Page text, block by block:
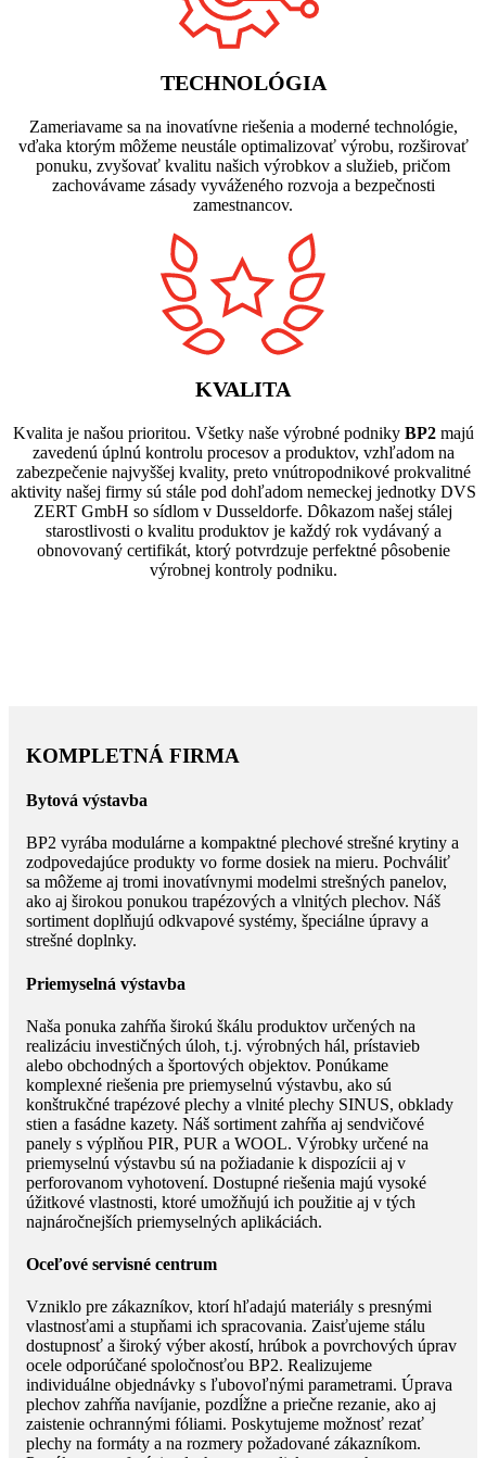
TECHNOLÓGIA
Zameriavame sa na inovatívne riešenia a moderné technológie,
vďaka ktorým môžeme neustále optimalizovať výrobu, rozširovať
ponuku, zvyšovať kvalitu našich výrobkov a služieb, pričom
zachovávame zásady vyváženého rozvoja a bezpečnosti
zamestnancov.
KVALITA
Kvalita je našou prioritou. Všetky naše výrobné podniky BP2majú
zavedenú úplnú kontrolu procesov a produktov, vzhľadom na
zabezpečenie najvyššej kvality, preto vnútropodnikové prokvalitné
aktivity našej firmy sú stále pod dohľadom nemeckej jednotky DVS
ZERT GmbH so sídlom v Dusseldorfe. Dôkazom našej stálej
starostlivosti o kvalitu produktov je každý rok vydávaný a
obnovovaný certifikát, ktorý potvrdzuje perfektné pôsobenie
výrobnej kontroly podniku.
KOMPLETNÁ FIRMA
Bytová výstavba
BP2 vyrába modulárne a kompaktné plechové strešné krytiny a
zodpovedajúce produkty vo forme dosiek na mieru. Pochváliť
sa môžeme aj tromi inovatívnymi modelmi strešných panelov,
ako aj širokou ponukou trapézových a vlnitých plechov. Náš
sortiment doplňujú odkvapové systémy, špeciálne úpravy a
strešné doplnky.
Priemyselná výstavba
Naša ponuka zahŕňa širokú škálu produktov určených na
realizáciu investičných úloh, t.j. výrobných hál, prístavieb
alebo obchodných a športových objektov. Ponúkame
komplexné riešenia pre priemyselnú výstavbu, ako sú
konštrukčné trapézové plechy a vlnité plechy SINUS, obklady
stien a fasádne kazety. Náš sortiment zahŕňa aj sendvičové
panely s výplňou PIR, PUR a WOOL. Výrobky určené na
priemyselnú výstavbu sú na požiadanie k dispozícii aj v
perforovanom vyhotovení. Dostupné riešenia majú vysoké
úžitkové vlastnosti, ktoré umožňujú ich použitie aj v tých
najnáročnejších priemyselných aplikáciách.
Oceľové servisné centrum
Vzniklo pre zákazníkov, ktorí hľadajú materiály s presnými
vlastnosťami a stupňami ich spracovania. Zaisťujeme stálu
dostupnosť a široký výber akostí, hrúbok a povrchových úprav
ocele odporúčané spoločnosťou BP2. Realizujeme
individuálne objednávky s ľubovoľnými parametrami. Úprava
plechov zahŕňa navíjanie, pozdĺžne a priečne rezanie, ako aj
zaistenie ochrannými fóliami. Poskytujeme možnosť rezať
plechy na formáty a na rozmery požadované zákazníkom.